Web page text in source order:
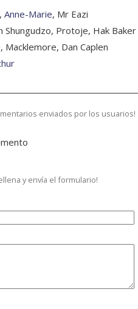
, Anne-Marie, Mr Eazi
Shungudzo, Protoje, Hak Baker
, Macklemore, Dan Caplen
enviados por los usuarios!
y envía el formulario!